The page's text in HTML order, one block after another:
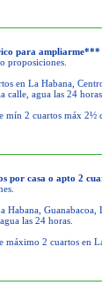
para ampliarme***
proposiciones.
en La Habana,
calle, agua las 24 horas.
mín 2 cuartos máx 2½
por casa o apto 2
Habana, Guanabacoa,
las 24 horas.
máximo 2 cuartos en